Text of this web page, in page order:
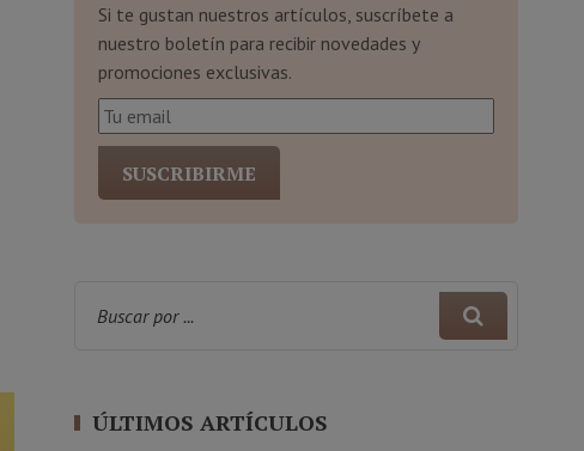
Si te gustan nuestros artículos, suscríbete a
nuestro boletín para recibir novedades y
promociones exclusivas.
ÚLTIMOS ARTÍCULOS